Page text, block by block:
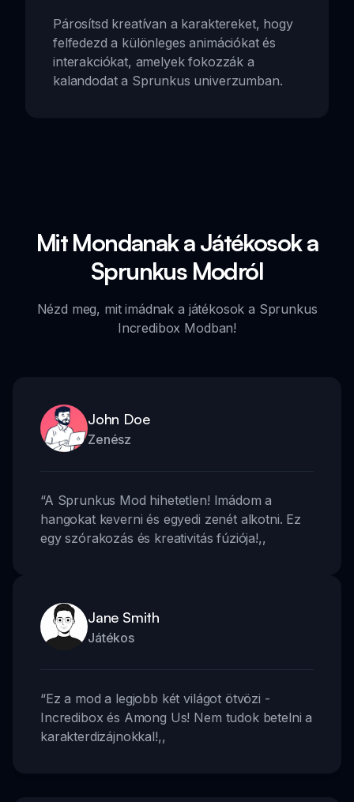
Párosítsd kreatívan a karaktereket, hogy
felfedezd a különleges animációkat és
interakciókat, amelyek fokozzák a
kalandodat a Sprunkus univerzumban.
Mit Mondanak a Játékosok a
Sprunkus Modról
Nézd meg, mit imádnak a játékosok a Sprunkus
Incredibox Modban!
John Doe
Zenész
“A Sprunkus Mod hihetetlen! Imádom a
hangokat keverni és egyedi zenét alkotni. Ez
egy szórakozás és kreativitás fúziója!,,
Jane Smith
Játékos
“Ez a mod a legjobb két világot ötvözi -
Incredibox és Among Us! Nem tudok betelni a
karakterdizájnokkal!,,